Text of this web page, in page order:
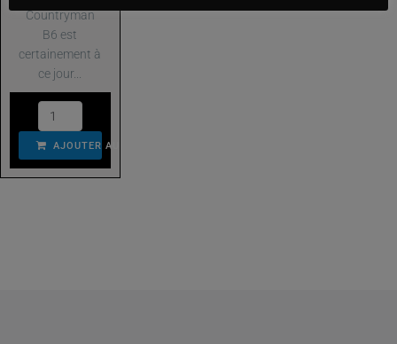
Bonnettes et Perches
Diffusion Son Équipe
Enregistreur et Mixettes
Micros
Micros HF
Countryman
B6 est
certainement à
ce jour...
AJOUTER AU PANIER